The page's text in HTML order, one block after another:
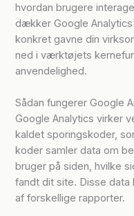
hvordan brugere
dækker Google
konkret gavne din
ned i værktøjets
anvendelighed.
Sådan fungerer Google
Google Analytics virker
kaldet sporingskoder,
koder samler data om
bruger på siden, hvilke
fandt dit site. Disse
af forskellige rapporter.